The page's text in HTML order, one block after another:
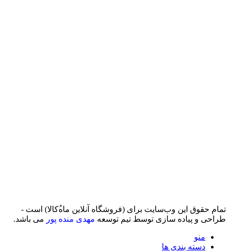
تمام حقوق اين وب‌سايت برای (فروشگاه آنلاین ماه‌‌‌‌‌‌ُکالا) است -
طراحی و پیاده سازی توسط تیم توسعه مهدی منده پور می باشد.
منو
دسته بندی ها